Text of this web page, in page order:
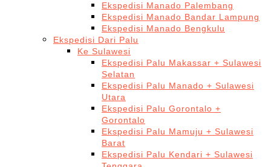
Ekspedisi Manado Palembang
Ekspedisi Manado Bandar Lampung
Ekspedisi Manado Bengkulu
Ekspedisi Dari Palu
Ke Sulawesi
Ekspedisi Palu Makassar + Sulawesi
Selatan
Ekspedisi Palu Manado + Sulawesi
Utara
Ekspedisi Palu Gorontalo +
Gorontalo
Ekspedisi Palu Mamuju + Sulawesi
Barat
Ekspedisi Palu Kendari + Sulawesi